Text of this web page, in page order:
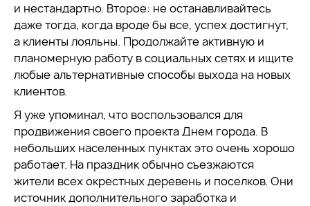
и нестандартно. Второе: не останавливайтесь
даже тогда, когда вроде бы все, успех достигнут,
а клиенты лояльны. Продолжайте активную и
планомерную работу в социальных сетях и ищите
любые альтернативные способы выхода на новых
клиентов.
Я уже упоминал, что воспользовался для
продвижения своего проекта Днем города. В
небольших населенных пунктах это очень хорошо
работает. На праздник обычно съезжаются
жители всех окрестных деревень и поселков. Они
источник дополнительного заработка и